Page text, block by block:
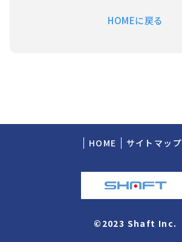
HOMEに戻る
HOME サイトマップ
©2023 Shaft Inc.